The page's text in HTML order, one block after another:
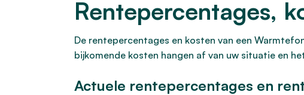
Rentepercentages,
De rentepercentages en kosten van een
bijkomende kosten hangen af van uw situatie en
Actuele rentepercentages en